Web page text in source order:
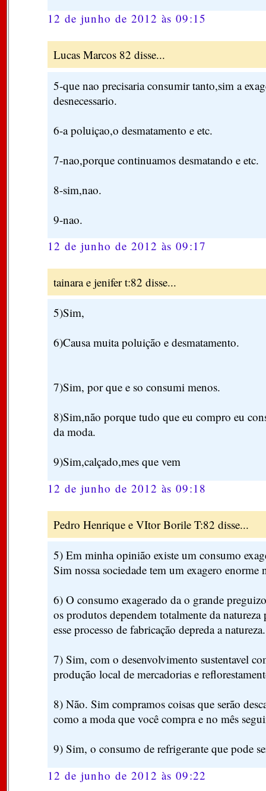
12 de junho de 2012 às 09:15
Lucas Marcos 82 disse...
5-que nao precisaria consumir tanto,sim a
desnecessario.
6-a poluiçao,o desmatamento e etc.
7-nao,porque continuamos desmatando e etc.
8-sim,nao.
9-nao.
12 de junho de 2012 às 09:17
tainara e jenifer t:82 disse...
5)Sim,
6)Causa muita poluição e desmatamento.
7)Sim, por que e so consumi menos.
8)Sim,não porque tudo que eu compro eu
da moda.
9)Sim,calçado,mes que vem
12 de junho de 2012 às 09:18
Pedro Henrique e VItor Borile T:82 disse...
5) Em minha opinião existe um consumo
Sim nossa sociedade tem um exagero enorme
6) O consumo exagerado da o grande
os produtos dependem totalmente da natureza
esse processo de fabricação depreda a natureza.
7) Sim, com o desenvolvimento sustentavel
produção local de mercadorias e
8) Não. Sim compramos coisas que serão
como a moda que você compra e no mês
9) Sim, o consumo de refrigerante que pode
12 de junho de 2012 às 09:22